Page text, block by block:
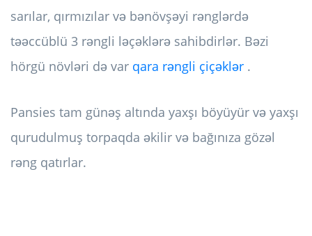
sarılar, qırmızılar və bənövşəyi rənglərdə
təəccüblü 3 rəngli ləçəklərə sahibdirlər. Bəzi
hörgü növləri də var qara rəngli çiçəklər .
Pansies tam günəş altında yaxşı böyüyür və yaxşı
qurudulmuş torpaqda əkilir və bağınıza gözəl
rəng qatırlar.